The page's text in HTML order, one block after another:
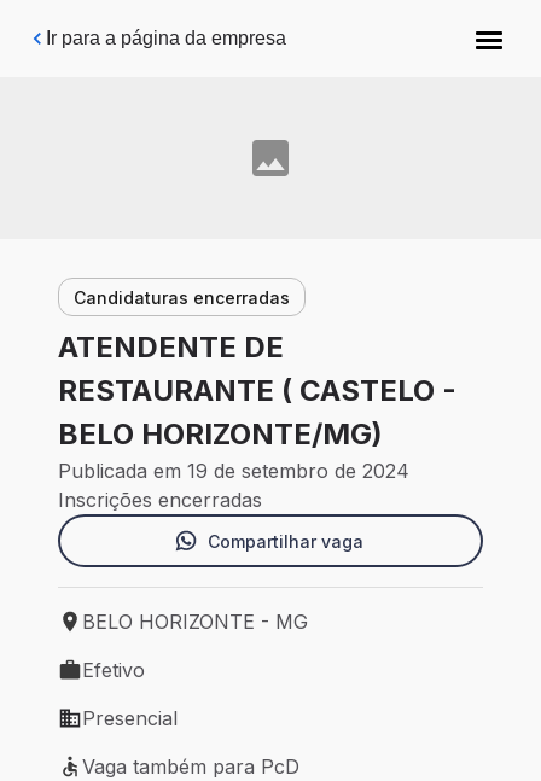
Pular para o conteúdo principal
Ir para a página da empresa
Candidaturas encerradas
ATENDENTE DE
RESTAURANTE ( CASTELO -
BELO HORIZONTE/MG)
Publicada em 19 de setembro de 2024
Inscrições encerradas
Compartilhar vaga
Local de trabalho: BELO HORIZONTE - MG
BELO HORIZONTE - MG
Tipo de vaga: Efetivo
Efetivo
Modelo de trabalho: Presencial
Presencial
Vaga também para PcD